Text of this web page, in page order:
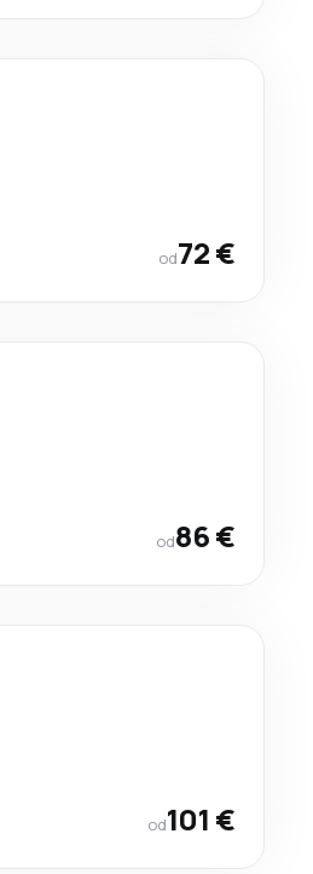
od72 €
od86 €
od101 €